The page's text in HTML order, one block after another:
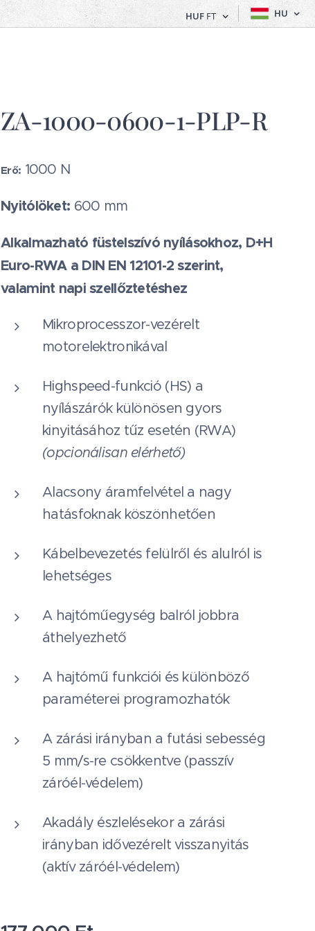
HUFFT HU
ZA-1000-0600-1-PLP-R
Erő: 1000 N
Nyitólöket: 600 mm
Alkalmazható füstelszívó nyílásokhoz, D+H
Euro-RWA a DIN EN 12101-2 szerint,
valamint napi szellőztetéshez
Mikroprocesszor-vezérelt
motorelektronikával
Highspeed-funkció (HS) a
nyílászárók különösen gyors
kinyitásához tűz esetén (RWA)
(opcionálisan elérhető)
Alacsony áramfelvétel a nagy
hatásfoknak köszönhetően
Kábelbevezetés felülről és alulról is
lehetséges
A hajtóműegység balról jobbra
áthelyezhető
A hajtómű funkciói és különböző
paraméterei programozhatók
A zárási irányban a futási sebesség
5 mm/s-re csökkentve (passzív
záróél-védelem)
Akadály észlelésekor a zárási
irányban idővezérelt visszanyitás
(aktív záróél-védelem)